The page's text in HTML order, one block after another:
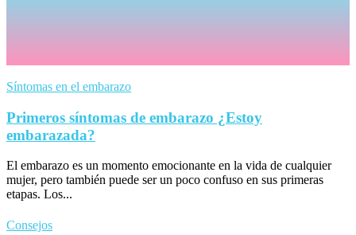
Síntomas en el embarazo
Primeros síntomas de embarazo ¿Estoy
embarazada?
El embarazo es un momento emocionante en la vida de cualquier
mujer, pero también puede ser un poco confuso en sus primeras
etapas. Los...
Consejos